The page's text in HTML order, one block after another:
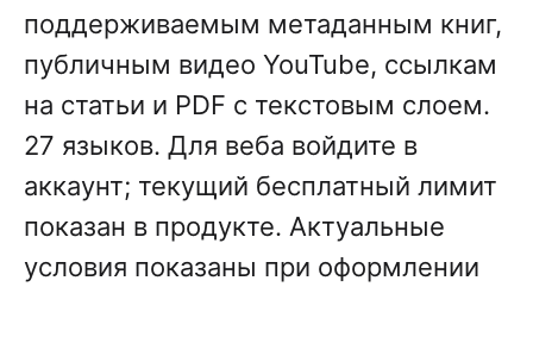
поддерживаемым метаданным книг,
публичным видео YouTube, ссылкам
на статьи и PDF с текстовым слоем.
27 языков. Для веба войдите в
аккаунт; текущий бесплатный лимит
показан в продукте. Актуальные
условия показаны при оформлении